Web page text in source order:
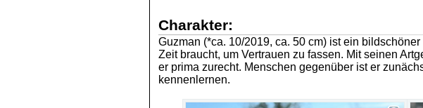
Charakter:
Guzman (*ca. 10/2019, ca. 50 cm) ist ein
Zeit braucht, um Vertrauen zu fassen. Mit seinen
er prima zurecht. Menschen gegenüber ist er
kennenlernen.